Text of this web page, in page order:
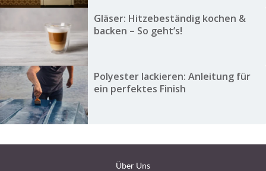
Gläser: Hitzebeständig kochen &
backen – So geht’s!
Polyester lackieren: Anleitung für
ein perfektes Finish
Über Uns